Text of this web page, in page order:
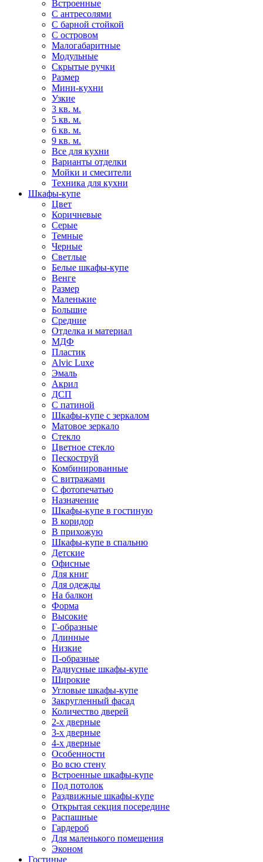
Встроенные
С антресолями
С барной стойкой
С островом
Малогабаритные
Модульные
Скрытые ручки
Размер
Мини-кухни
Узкие
3 кв. м.
5 кв. м.
6 кв. м.
9 кв. м.
Все для кухни
Варианты отделки
Мойки и смесители
Техника для кухни
Шкафы-купе
Цвет
Коричневые
Серые
Темные
Черные
Светлые
Белые шкафы-купе
Венге
Размер
Маленькие
Большие
Средние
Отделка и материал
МДФ
Пластик
Alvic Luxe
Эмаль
Акрил
ДСП
С патиной
Шкафы-купе с зеркалом
Матовое зеркало
Стекло
Цветное стекло
Пескоструй
Комбинированные
С витражами
С фотопечатью
Назначение
Шкафы-купе в гостиную
В коридор
В прихожую
Шкафы-купе в спальню
Детские
Офисные
Для книг
Для одежды
На балкон
Форма
Высокие
Г-образные
Длинные
Низкие
П-образные
Радиусные шкафы-купе
Широкие
Угловые шкафы-купе
Закругленный фасад
Количество дверей
2-х дверные
3-х дверные
4-х дверные
Особенности
Во всю стену
Встроенные шкафы-купе
Под потолок
Раздвижные шкафы-купе
Открытая секция посередине
Распашные
Гардероб
Для маленького помещения
Эконом
Гостиные